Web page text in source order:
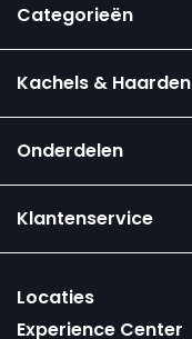
Categorieën
Kachels & Haarden
Onderdelen
Klantenservice
Locaties
Experience Center